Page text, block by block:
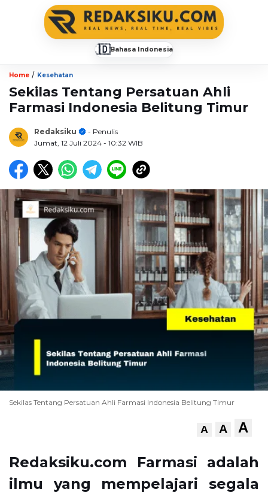
🇮🇩Bahasa Indonesia
Home / Kesehatan
Sekilas Tentang Persatuan Ahli
Farmasi Indonesia Belitung Timur
Redaksiku
- Penulis
Jumat, 12 Juli 2024 - 10:32 WIB
Sekilas Tentang Persatuan Ahli Farmasi Indonesia Belitung Timur
A A A
Redaksiku.com Farmasi adalah
ilmu yang mempelajari segala